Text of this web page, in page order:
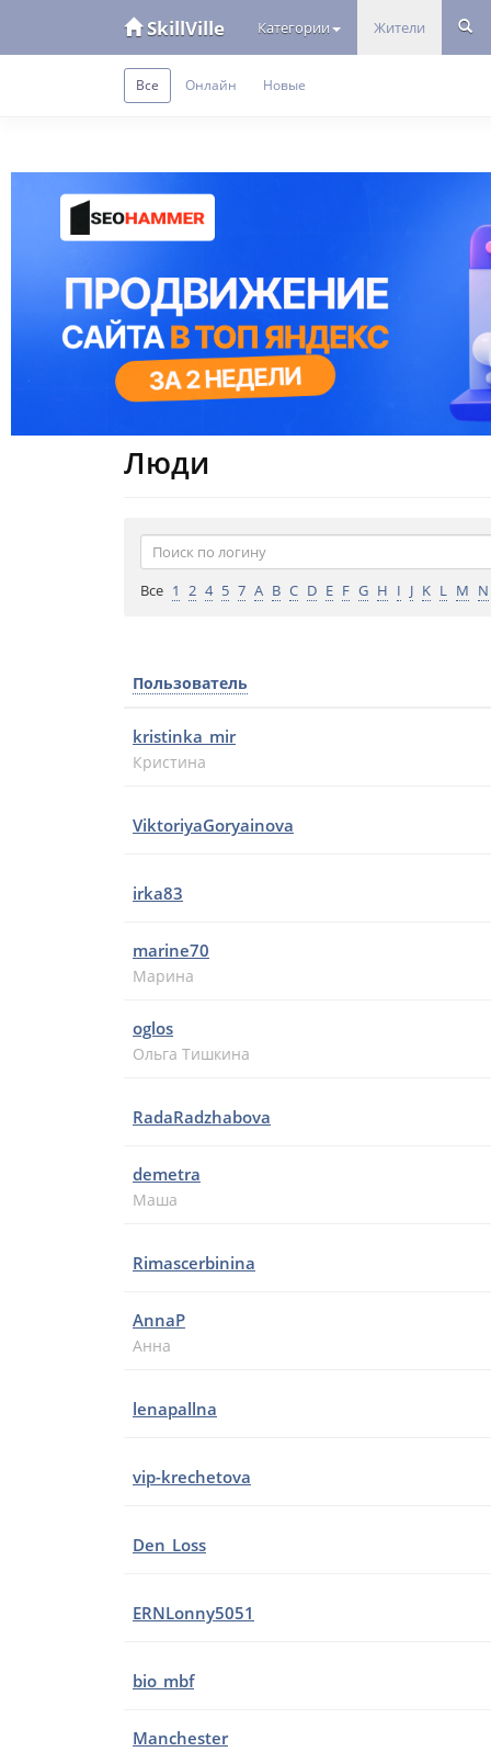
SkillVille Категории Жители
Все Онлайн Новые
Люди
Все 1 2 4 5 7 A B C D E F G H I J K L M N
Пользователь
kristinka_mir
Кристина
ViktoriyaGoryainova
irka83
marine70
Марина
oglos
Ольга Тишкина
RadaRadzhabova
demetra
Маша
Rimascerbinina
AnnaP
Анна
lenapallna
vip-krechetova
Den_Loss
ERNLonny5051
bio_mbf
Manchester